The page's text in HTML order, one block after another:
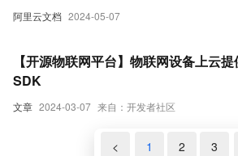
阿里云文档 2024-05-07
文章 2024-03-07 来自：开发者社区
【开源物联网平台】物联网设备上云
SDK
< 1 2 3